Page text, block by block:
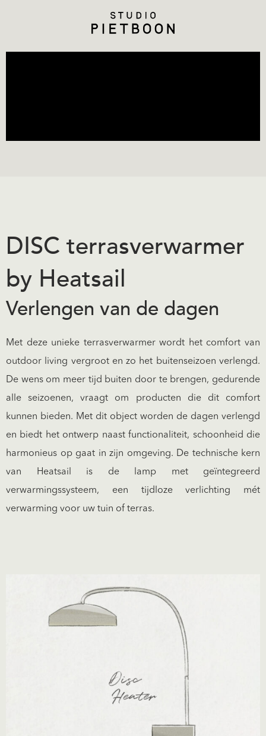
DISC terrasverwarmer
by Heatsail
Verlengen van de dagen
Met deze unieke terrasverwarmer wordt het comfort van
outdoor living vergroot en zo het buitenseizoen verlengd.
De wens om meer tijd buiten door te brengen, gedurende
alle seizoenen, vraagt om producten die dit comfort
kunnen bieden. Met dit object worden de dagen verlengd
en biedt het ontwerp naast functionaliteit, schoonheid die
harmonieus op gaat in zijn omgeving. De technische kern
van Heatsail is de lamp met geïntegreerd
verwarmingssysteem, een tijdloze verlichting mét
verwarming voor uw tuin of terras.